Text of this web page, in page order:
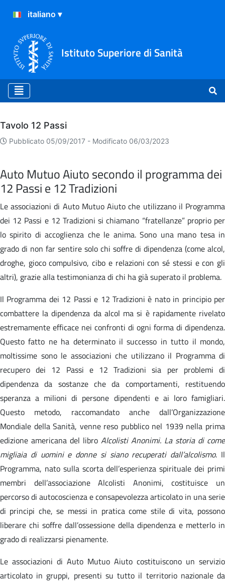
Istituto Superiore di Sanità
Archivio
Tavolo 12 Passi
Pubblicato 05/09/2017 - Modificato 06/03/2023
Auto Mutuo Aiuto secondo il programma dei
12 Passi e 12 Tradizioni
Le associazioni di Auto Mutuo Aiuto che utilizzano il Programma
dei 12 Passi e 12 Tradizioni si chiamano “fratellanze” proprio per
lo spirito di accoglienza che le anima. Sono una mano tesa in
grado di non far sentire solo chi soffre di dipendenza (come alcol,
droghe, gioco compulsivo, cibo e relazioni con sé stessi e con gli
altri), grazie alla testimonianza di chi ha già superato il problema.
Il Programma dei 12 Passi e 12 Tradizioni è nato in principio per
combattere la dipendenza da alcol ma si è rapidamente rivelato
estremamente efficace nei confronti di ogni forma di dipendenza.
Questo fatto ne ha determinato il successo in tutto il mondo,
moltissime sono le associazioni che utilizzano il Programma di
recupero dei 12 Passi e 12 Tradizioni sia per problemi di
dipendenza da sostanze che da comportamenti, restituendo
speranza a milioni di persone dipendenti e ai loro famigliari.
Questo metodo, raccomandato anche dall’Organizzazione
Mondiale della Sanità, venne reso pubblico nel 1939 nella prima
edizione americana del libro Alcolisti Anonimi. La storia di come
migliaia di uomini e donne si siano recuperati dall’alcolismo. Il
Programma, nato sulla scorta dell’esperienza spirituale dei primi
membri dell’associazione Alcolisti Anonimi, costituisce un
percorso di autocoscienza e consapevolezza articolato in una serie
di principi che, se messi in pratica come stile di vita, possono
liberare chi soffre dall’ossessione della dipendenza e metterlo in
grado di realizzarsi pienamente.
Le associazioni di Auto Mutuo Aiuto costituiscono un servizio
articolato in gruppi, presenti su tutto il territorio nazionale da